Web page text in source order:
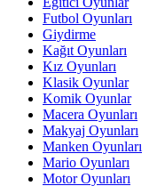
Futbol Oyunları
Giydirme
Kağıt Oyunları
Kız Oyunları
Klasik Oyunlar
Komik Oyunlar
Macera Oyunları
Makyaj Oyunları
Manken Oyunları
Mario Oyunları
Motor Oyunları